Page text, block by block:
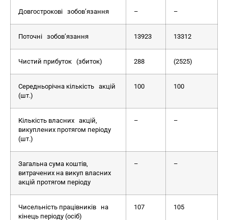
Довгострокові зобов’язання – –
Поточні зобов’язання 13923 13312
Чистий прибуток (збиток) 288 (2525)
Середньорічна кількість акцій
(шт.)
100 100
Кількість власних акцій,
викуплених протягом періоду
(шт.)
– –
Загальна сума коштів,
витрачених на викуп власних
акцій протягом періоду
– –
Чисельність працівників на
кінець періоду (осіб)
107 105